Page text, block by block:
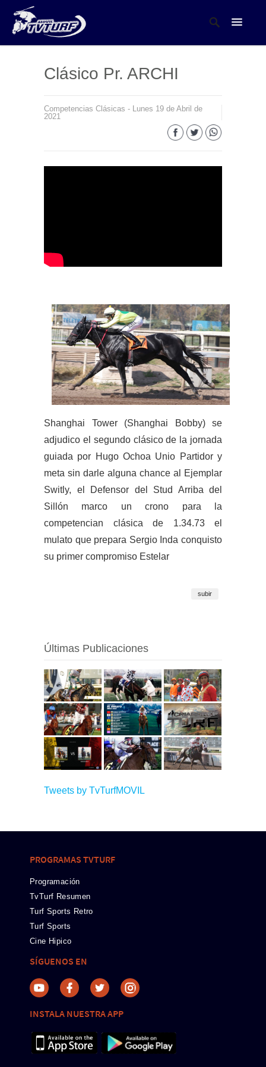
Clásico Pr. ARCHI
Competencias Clásicas - Lunes 19 de Abril de
2021
Shanghai Tower (Shanghai Bobby) se
adjudico el segundo clásico de la jornada
guiada por Hugo Ochoa Unio Partidor y
meta sin darle alguna chance al Ejemplar
Switly, el Defensor del Stud Arriba del
Sillón marco un crono para la
competencian clásica de 1.34.73 el
mulato que prepara Sergio Inda conquisto
su primer compromiso Estelar
subir
Últimas Publicaciones
Tweets by TvTurfMOVIL
PROGRAMAS TVTURF
Programación
TvTurf Resumen
Turf Sports Retro
Turf Sports
Cine Hipico
SÍGUENOS EN
INSTALA NUESTRA APP